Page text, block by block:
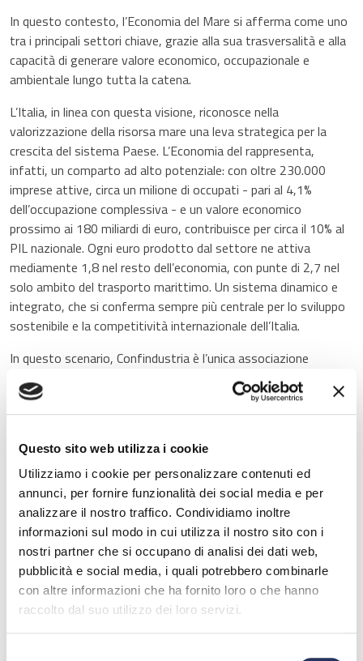
Questo sito web utilizza i cookie
Utilizziamo i cookie per personalizzare contenuti ed
annunci, per fornire funzionalità dei social media e per
analizzare il nostro traffico. Condividiamo inoltre
informazioni sul modo in cui utilizza il nostro sito con i
nostri partner che si occupano di analisi dei dati web,
pubblicità e social media, i quali potrebbero combinarle
con altre informazioni che ha fornito loro o che hanno
raccolto dal suo utilizzo dei loro servizi.
In questo contesto, l’Economia del Mare si afferma come uno
tra i principali settori chiave, grazie alla sua trasversalità e alla
capacità di generare valore economico, occupazionale e
ambientale lungo tutta la catena.
L’Italia, in linea con questa visione, riconosce nella
valorizzazione della risorsa mare una leva strategica per la
crescita del sistema Paese. L’Economia del rappresenta,
infatti, un comparto ad alto potenziale: con oltre 230.000
imprese attive, circa un milione di occupati - pari al 4,1%
dell’occupazione complessiva - e un valore economico
prossimo ai 180 miliardi di euro, contribuisce per circa il 10% al
PIL nazionale. Ogni euro prodotto dal settore ne attiva
mediamente 1,8 nel resto dell’economia, con punte di 2,7 nel
solo ambito del trasporto marittimo. Un sistema dinamico e
integrato, che si conferma sempre più centrale per lo sviluppo
sostenibile e la competitività internazionale dell’Italia.
In questo scenario, Confindustria è l’unica associazione
datoriale che rappresenta l’intera filiera blu: cantieristica,
trasporto marittimo, diporto, pesca, turismo, estrazioni,
logistica portuale. Con un approccio strategico e una visione
percorso con il Gruppo Tecnico Economia del Mare, presieduto
dal Presidente Delegato Mario Zanetti. Il lavoro svolto ha
portato alla definizione di un documento di posizionamento
strategico che individua con chiarezza priorità, azioni e
obiettivi per rilanciare la risorsa mare in modo strutturato e
duraturo.
Tale documento ruota attorno a tre direttrici fondamentali: il
potenziamento delle infrastrutture e della portualità, la